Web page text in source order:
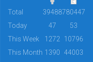
Total 39488780447
Today
47
53
This Week
1272
10796
This Month 1390 44003